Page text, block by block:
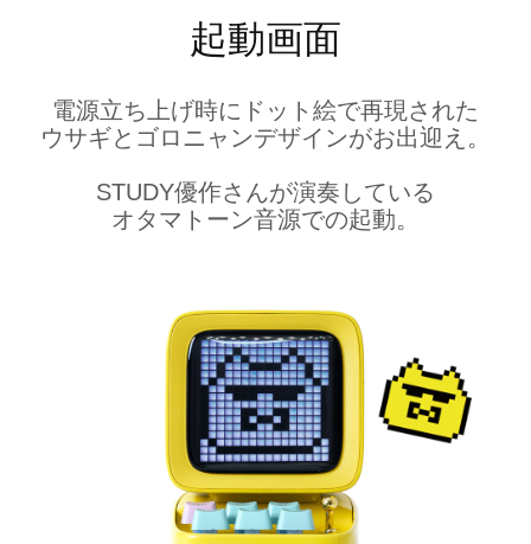
起動画面
電源立ち上げ時にドット絵で再現された
ウサギとゴロニャンデザインがお出迎え。
STUDY優作さんが演奏している
オタマトーン音源での起動。